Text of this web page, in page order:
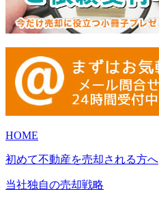
HOME
初めて不動産を売却される方へ
当社独自の売却戦略